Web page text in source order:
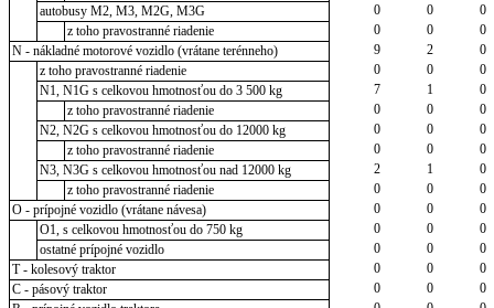
autobusy M2, M3, M2G, M3G
0 0
0
z toho pravostranné riadenie
0 0
0
N - nákladné motorové vozidlo (vrátane terénneho)
9 2
0
z toho pravostranné riadenie
0 0
0
N1, N1G s celkovou hmotnosťou do 3 500 kg
7 1
0
z toho pravostranné riadenie
0 0
0
N2, N2G s celkovou hmotnosťou do 12000 kg
0 0
0
z toho pravostranné riadenie
0 0
0
N3, N3G s celkovou hmotnosťou nad 12000 kg
2 1
0
z toho pravostranné riadenie
0 0
0
O - prípojné vozidlo (vrátane návesa)
0 0
0
O1, s celkovou hmotnosťou do 750 kg
0 0
0
ostatné prípojné vozidlo
0 0
0
T - kolesový traktor
0 0
0
C - pásový traktor
0 0
0